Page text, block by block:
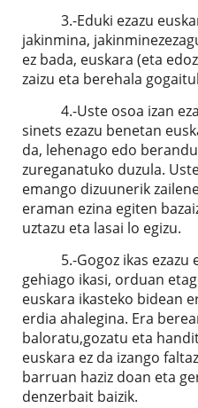
3.-Eduki ezazu
jakinmina,
ez bada, euskara (eta
zaizu eta berehala
4.-Uste osoa izan
sinets ezazu benetan
da, lehenago edo
zureganatuko duzula.
emango dizuunerik
eraman ezina egiten
uztazu eta lasai lo egizu.
5.-Gogoz ikas ezazu
gehiago ikasi, orduan
euskara ikasteko bidean
erdia ahalegina. Era
baloratu,gozatu eta
euskara ez da izango
barruan haziz doan eta
denzerbait baizik.